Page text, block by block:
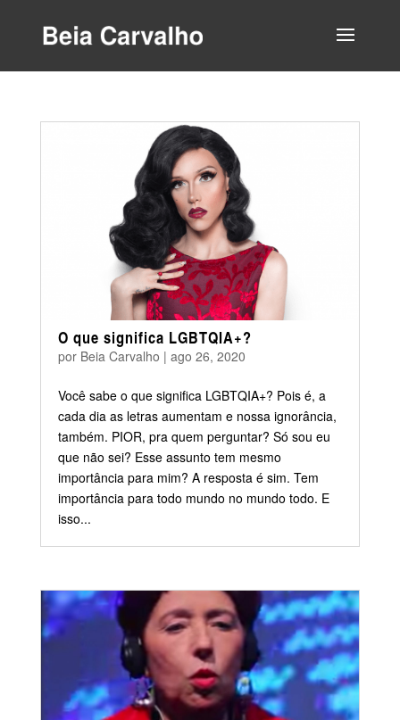
O que significa LGBTQIA+?
por Beia Carvalho | ago 26, 2020
Você sabe o que significa LGBTQIA+? Pois é, a
cada dia as letras aumentam e nossa ignorância,
também. PIOR, pra quem perguntar? Só sou eu
que não sei? Esse assunto tem mesmo
importância para mim? A resposta é sim. Tem
importância para todo mundo no mundo todo. E
isso...